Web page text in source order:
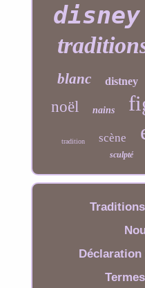
disney
blanc distney
noël nains
tradition scène
sculpté